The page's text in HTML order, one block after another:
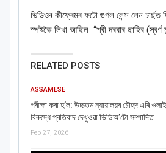
ভিডিওৰ কীফ্ৰেমৰ ফটো গুগল লেন্স লেন
স্পষ্টকৈ লিখা আছিল “শ্ৰী দৰবাৰ ছাহিব
RELATED POSTS
ASSAMESE
পৰীক্ষা কৰা হ’ল: উচ্চতম ন্যায়ালয়ৰ চৌহদ এৰি
বিৰুদ্ধে প্ৰতিবাদ দেখুওৱা ভিডিঅ’টো সম্পাদিত
Feb 27, 2026